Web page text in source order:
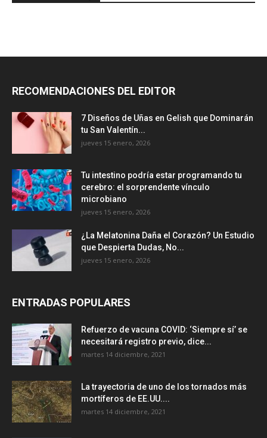
RECOMENDACIONES DEL EDITOR
7 Diseños de Uñas en Gelish que Dominarán
tu San Valentín...
jueves 15 enero, 2026
Tu intestino podría estar programando tu
cerebro: el sorprendente vínculo
microbiano
jueves 15 enero, 2026
¿La Melatonina Daña el Corazón? Un Estudio
que Despierta Dudas, No...
jueves 15 enero, 2026
ENTRADAS POPULARES
Refuerzo de vacuna COVID: ‘Siempre sí’ se
necesitará registro previo, dice...
martes 14 diciembre, 2021
La trayectoria de uno de los tornados más
mortíferos de EE.UU....
martes 14 diciembre, 2021